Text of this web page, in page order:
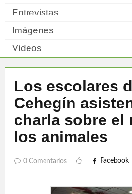
Entrevistas
Imágenes
Vídeos
Los escolares
Cehegín
charla sobre el
los animales
0 Comentarios Facebook